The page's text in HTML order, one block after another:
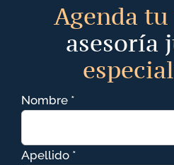
Agenda
asesoría
Nombre *
Apellido *